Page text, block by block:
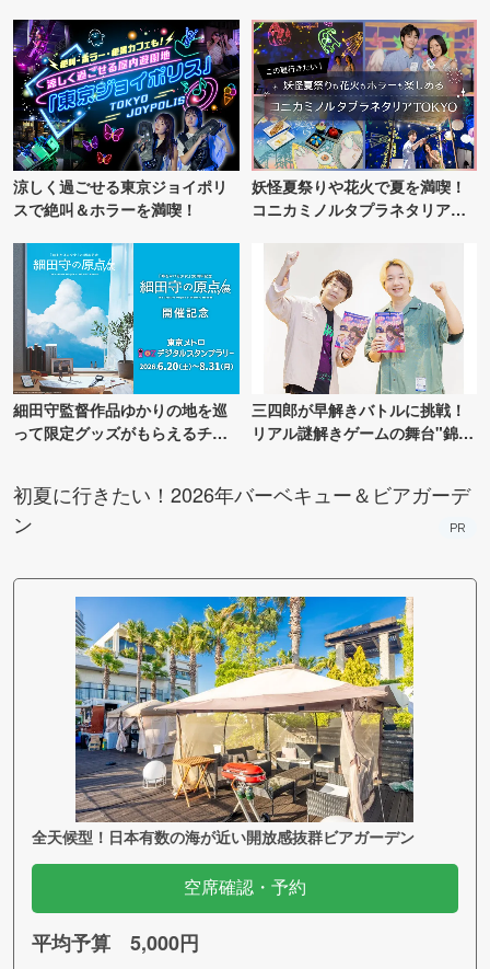
涼しく過ごせる東京ジョイポリ
スで絶叫＆ホラーを満喫！
妖怪夏祭りや花火で夏を満喫！
コニカミノルタプラネタリア
細田守監督作品ゆかりの地を巡
って限定グッズがもらえるチャ
三四郎が早解きバトルに挑戦！
リアル謎解きゲームの舞台"錦糸
初夏に行きたい！2026年バーベキュー＆ビアガーデ
ン
PR
全天候型！日本有数の海が近い開放感抜群ビアガーデン
空席確認・予約
平均予算 5,000円